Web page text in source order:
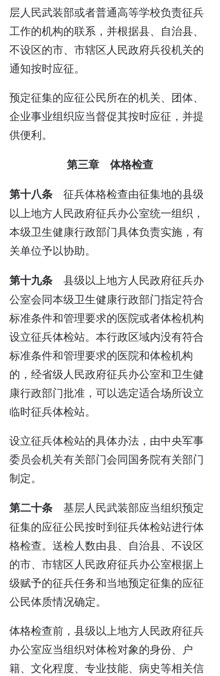
层人民武装部或者普通高等学校负责征兵
工作的机构的联系，并根据县、自治县、
不设区的市、市辖区人民政府兵役机关的
通知按时应征。
预定征集的应征公民所在的机关、团体、
企业事业组织应当督促其按时应征，并提
供便利。
第三章 体格检查
第十八条 征兵体格检查由征集地的县级
以上地方人民政府征兵办公室统一组织，
本级卫生健康行政部门具体负责实施，有
关单位予以协助。
第十九条 县级以上地方人民政府征兵办
公室会同本级卫生健康行政部门指定符合
标准条件和管理要求的医院或者体检机构
设立征兵体检站。本行政区域内没有符合
标准条件和管理要求的医院和体检机构
的，经省级人民政府征兵办公室和卫生健
康行政部门批准，可以选定适合场所设立
临时征兵体检站。
设立征兵体检站的具体办法，由中央军事
委员会机关有关部门会同国务院有关部门
制定。
第二十条 基层人民武装部应当组织预定
征集的应征公民按时到征兵体检站进行体
格检查。送检人数由县、自治县、不设区
的市、市辖区人民政府征兵办公室根据上
级赋予的征兵任务和当地预定征集的应征
公民体质情况确定。
体格检查前，县级以上地方人民政府征兵
办公室应当组织对体检对象的身份、户
籍、文化程度、专业技能、病史等相关信